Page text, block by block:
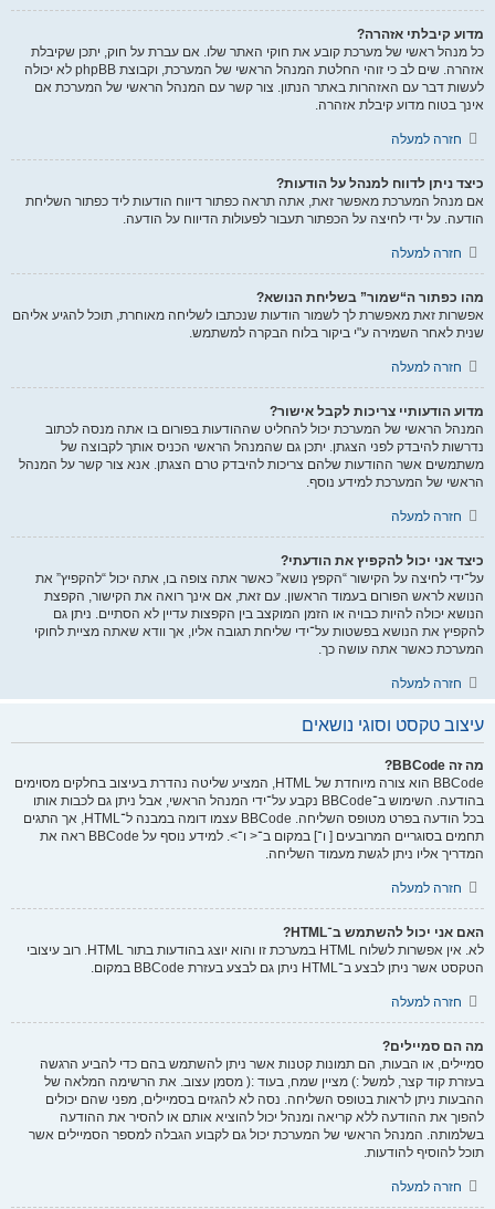
מדוע קיבלתי אזהרה?
כל מנהל ראשי של מערכת קובע את חוקי האתר שלו. אם עברת על חוק, יתכן שקיבלת
אזהרה. שים לב כי זוהי החלטת המנהל הראשי של המערכת, וקבוצת phpBB לא יכולה
לעשות דבר עם האזהרות באתר הנתון. צור קשר עם המנהל הראשי של המערכת אם
אינך בטוח מדוע קיבלת אזהרה.
חזרה למעלה
כיצד ניתן לדווח למנהל על הודעות?
אם מנהל המערכת מאפשר זאת, אתה תראה כפתור דיווח הודעות ליד כפתור השליחת
הודעה. על ידי לחיצה על הכפתור תעבור לפעולות הדיווח על הודעה.
חזרה למעלה
מהו כפתור ה“שמור” בשליחת הנושא?
אפשרות זאת מאפשרת לך לשמור הודעות שנכתבו לשליחה מאוחרת, תוכל להגיע אליהם
שנית לאחר השמירה ע"י ביקור בלוח הבקרה למשתמש.
חזרה למעלה
מדוע הודעותיי צריכות לקבל אישור?
המנהל הראשי של המערכת יכול להחליט שההודעות בפורום בו אתה מנסה לכתוב
נדרשות להיבדק לפני הצגתן. יתכן גם שהמנהל הראשי הכניס אותך לקבוצה של
משתמשים אשר ההודעות שלהם צריכות להיבדק טרם הצגתן. אנא צור קשר על המנהל
הראשי של המערכת למידע נוסף.
חזרה למעלה
כיצד אני יכול להקפיץ את הודעתי?
על־ידי לחיצה על הקישור “הקפץ נושא” כאשר אתה צופה בו, אתה יכול “להקפיץ” את
הנושא לראש הפורום בעמוד הראשון. עם זאת, אם אינך רואה את הקישור, הקפצת
הנושא יכולה להיות כבויה או הזמן המוקצב בין הקפצות עדיין לא הסתיים. ניתן גם
להקפיץ את הנושא בפשטות על־ידי שליחת תגובה אליו, אך וודא שאתה מציית לחוקי
המערכת כאשר אתה עושה כך.
חזרה למעלה
עיצוב טקסט וסוגי נושאים
מה זה BBCode?
BBCode הוא צורה מיוחדת של HTML, המציע שליטה נהדרת בעיצוב בחלקים מסוימים
בהודעה. השימוש ב־BBCode נקבע על־ידי המנהל הראשי, אבל ניתן גם לכבות אותו
בכל הודעה בפרט מטופס השליחה. BBCode עצמו דומה במבנה ל־HTML, אך התגים
תחמים בסוגריים המרובעים [ ו־] במקום ב־< ו־>. למידע נוסף על BBCode ראה את
המדריך אליו ניתן לגשת מעמוד השליחה.
חזרה למעלה
האם אני יכול להשתמש ב־HTML?
לא. אין אפשרות לשלוח HTML במערכת זו והוא יוצג בהודעות בתור HTML. רוב עיצובי
הטקסט אשר ניתן לבצע ב־HTML ניתן גם לבצע בעזרת BBCode במקום.
חזרה למעלה
מה הם סמיילים?
סמיילים, או הבעות, הם תמונות קטנות אשר ניתן להשתמש בהם כדי להביע הרגשה
בעזרת קוד קצר, למשל :) מציין שמח, בעוד :( מסמן עצוב. את הרשימה המלאה של
ההבעות ניתן לראות בטופס השליחה. נסה לא להגזים בסמיילים, מפני שהם יכולים
להפוך את ההודעה ללא קריאה ומנהל יכול להוציא אותם או להסיר את ההודעה
בשלמותה. המנהל הראשי של המערכת יכול גם לקבוע הגבלה למספר הסמיילים אשר
תוכל להוסיף להודעות.
חזרה למעלה